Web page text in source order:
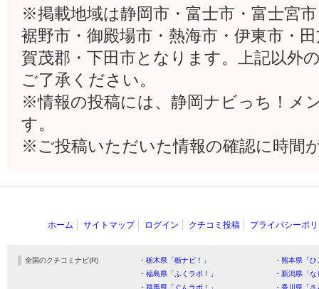
※掲載地域は静岡市・富士市・富士宮
裾野市・御殿場市・熱海市・伊東市・
賀茂郡・下田市となります。上記以外
ご了承ください。
※情報の投稿には、静岡ナビっち！メ
す。
※ご投稿いただいた情報の確認に時間
ホーム サイトマップ ログイン クチコミ投稿 プライバシーポ
全国のクチコミナビ(R) ・栃木県「栃ナビ！」
・熊本県「
・福島県「ふくラボ！」
・新潟県「
・群馬県「ぐんラボ！」
・香川県「